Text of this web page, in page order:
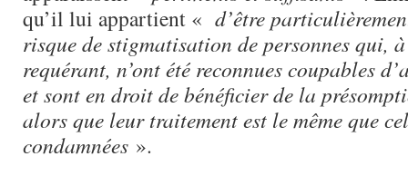
qu’il lui appartient « d’être
risque de stigmatisation de personnes qui,
requérant, n’ont été reconnues coupables
et sont en droit de bénéficier de la
alors que leur traitement est le même que
condamnées ».